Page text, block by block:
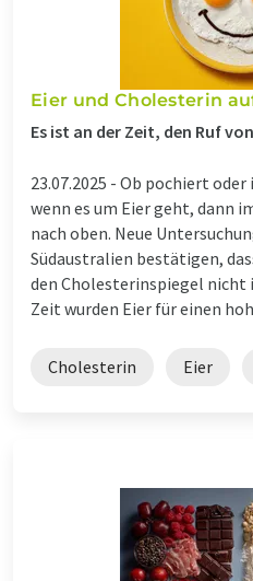
Eier und Cholesterin
Es ist an der Zeit, den Ruf
23.07.2025 - Ob pochiert oder
wenn es um Eier geht, dann
nach oben. Neue
Südaustralien bestätigen,
den Cholesterinspiegel nicht
Zeit wurden Eier für einen
Cholesterin Eier